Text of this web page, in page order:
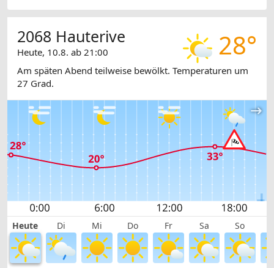
28°
2068 Hauterive
Heute, 10.8. ab 21:00
Am späten Abend teilweise bewölkt. Temperaturen um
27 Grad.
Heute Di Mi Do Fr Sa So